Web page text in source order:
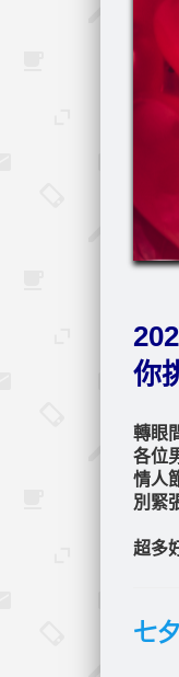
你
轉眼
各位
情人
別緊
超多
七